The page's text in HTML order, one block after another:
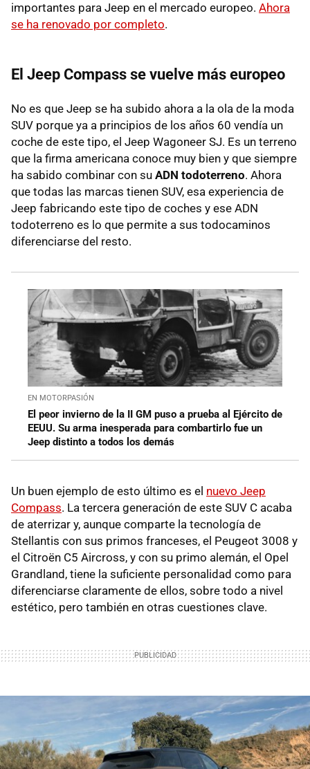
importantes para Jeep en el mercado europeo. Ahora
se ha renovado por completo.
El Jeep Compass se vuelve más europeo
No es que Jeep se ha subido ahora a la ola de la moda
SUV porque ya a principios de los años 60 vendía un
coche de este tipo, el Jeep Wagoneer SJ. Es un terreno
que la firma americana conoce muy bien y que siempre
ha sabido combinar con su ADN todoterreno. Ahora
que todas las marcas tienen SUV, esa experiencia de
Jeep fabricando este tipo de coches y ese ADN
todoterreno es lo que permite a sus todocaminos
diferenciarse del resto.
EN MOTORPASIÓN
El peor invierno de la II GM puso a prueba al Ejército de
EEUU. Su arma inesperada para combartirlo fue un
Jeep distinto a todos los demás
Un buen ejemplo de esto último es el nuevo Jeep
Compass. La tercera generación de este SUV C acaba
de aterrizar y, aunque comparte la tecnología de
Stellantis con sus primos franceses, el Peugeot 3008 y
el Citroën C5 Aircross, y con su primo alemán, el Opel
Grandland, tiene la suficiente personalidad como para
diferenciarse claramente de ellos, sobre todo a nivel
estético, pero también en otras cuestiones clave.